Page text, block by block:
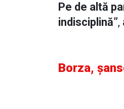
Pe de altă
indisciplină”,
Borza,